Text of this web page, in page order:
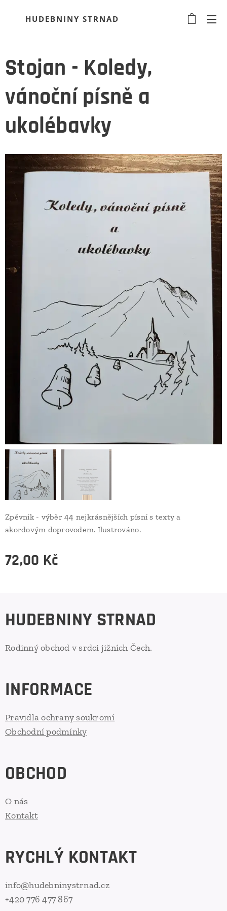
HUDEBNINY STRNAD
Stojan - Koledy,
vánoční písně a
ukolébavky
Zpěvník - výběr 44 nejkrásnějších písní s texty a
akordovým doprovodem. Ilustrováno.
72,00 Kč
HUDEBNINY STRNAD
Rodinný obchod v srdci jižních Čech.
INFORMACE
Pravidla ochrany soukromí
Obchodní podmínky
OBCHOD
O nás
Kontakt
RYCHLÝ KONTAKT
info@hudebninystrnad.cz
+420 776 477 867